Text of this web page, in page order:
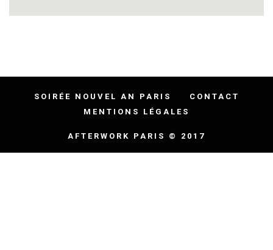
SOIRÉE NOUVEL AN PARIS
CONTACT
MENTIONS LÉGALES
AFTERWORK PARIS © 2017